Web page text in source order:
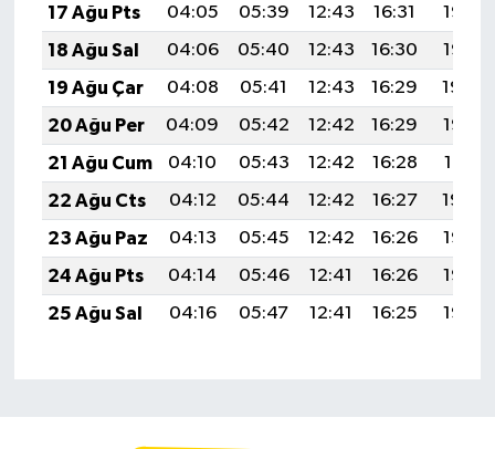
17 Ağu Pts
04:05 05:39 12:43 16:31
19:37
18 Ağu Sal
04:06 05:40 12:43 16:30
19:35
19 Ağu Çar
04:08 05:41 12:43 16:29
19:34
20 Ağu Per
04:09 05:42 12:42 16:29
19:32
21 Ağu Cum
04:10 05:43 12:42 16:28
19:31
22 Ağu Cts
04:12 05:44 12:42 16:27
19:29
23 Ağu Paz
04:13 05:45 12:42 16:26
19:28
24 Ağu Pts
04:14 05:46 12:41 16:26
19:26
25 Ağu Sal
04:16 05:47 12:41 16:25 19:25